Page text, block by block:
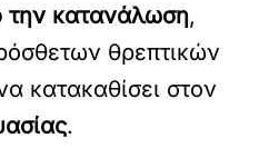
την κατανάλωση,
θρεπτικών
κατακαθίσει στον
.